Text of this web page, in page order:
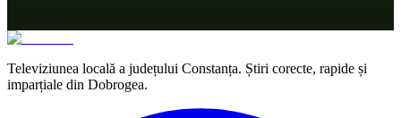
Televiziunea locală a județului Constanța. Știri corecte, rapide și
imparțiale din Dobrogea.